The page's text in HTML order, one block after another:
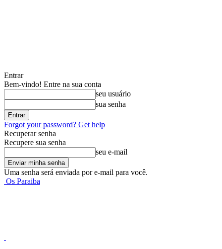
Entrar
Bem-vindo! Entre na sua conta
seu usuário
sua senha
Forgot your password? Get help
Recuperar senha
Recupere sua senha
seu e-mail
Uma senha será enviada por e-mail para você.
Os Paraiba